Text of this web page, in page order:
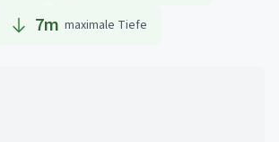
7m maximale Tiefe